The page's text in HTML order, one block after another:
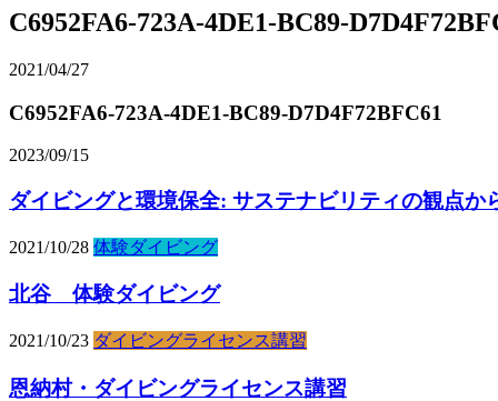
C6952FA6-723A-4DE1-BC89-
2021/04/27
C6952FA6-723A-4DE1-BC89-D7D4F72BFC61
2023/09/15
ダイビングと環境保全: サステナビリティの観点か
2021/10/28 体験ダイビング
北谷 体験ダイビング
2021/10/23 ダイビングライセンス講習
恩納村・ダイビングライセンス講習